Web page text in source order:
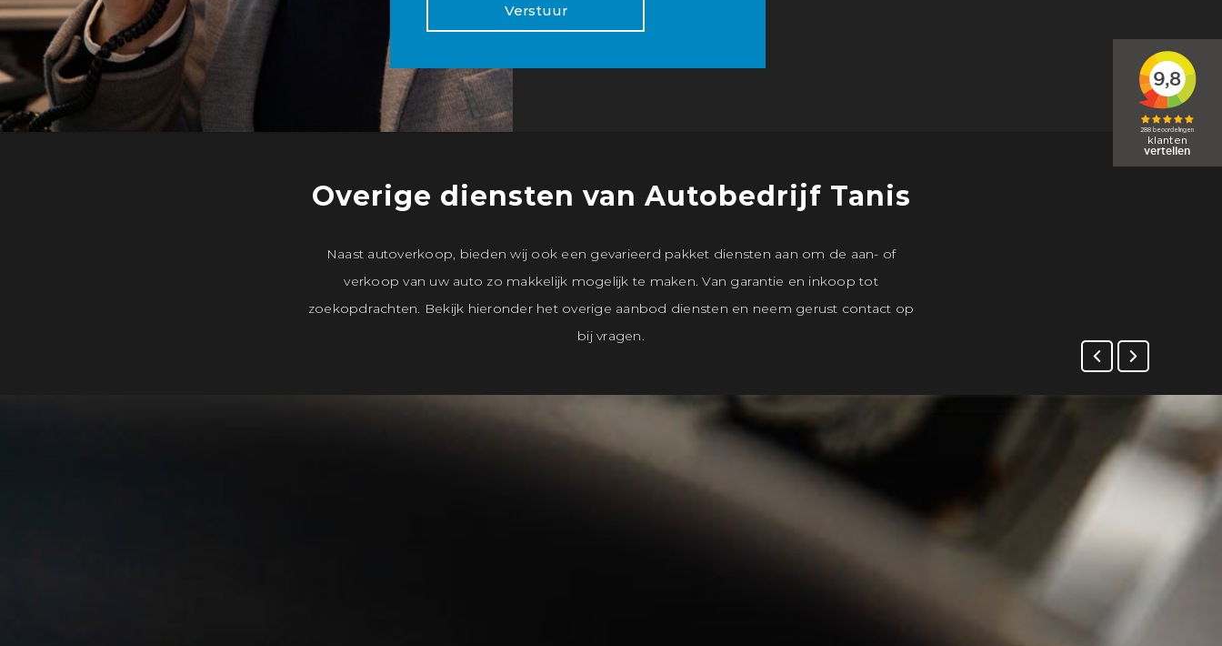
Verstuur
Overige diensten van Autobedrijf Tanis
Naast autoverkoop, bieden wij ook een gevarieerd pakket diensten aan om de aan- of
verkoop van uw auto zo makkelijk mogelijk te maken. Van garantie en inkoop tot
zoekopdrachten. Bekijk hieronder het overige aanbod diensten en neem gerust contact op
bij vragen.